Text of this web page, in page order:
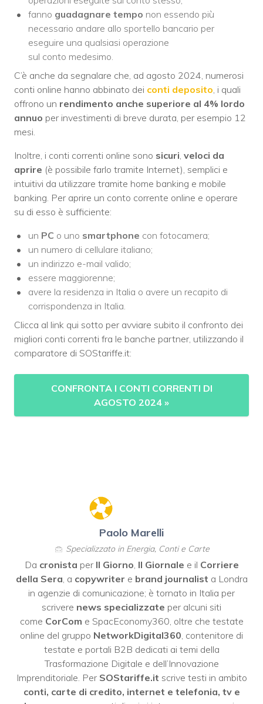
fanno guadagnare tempo non essendo più
necessario andare allo sportello bancario per
eseguire una qualsiasi operazione
sul conto medesimo.
C’è anche da segnalare che, ad agosto 2024, numerosi
conti online hanno abbinato dei conti deposito, i quali
offrono un rendimento anche superiore al 4% lordo
annuo per investimenti di breve durata, per esempio 12
mesi.
Inoltre, i conti correnti online sono sicuri, veloci da
aprire (è possibile farlo tramite Internet), semplici e
intuitivi da utilizzare tramite home banking e mobile
banking. Per aprire un conto corrente online e operare
su di esso è sufficiente:
un PC o uno smartphone con fotocamera;
un numero di cellulare italiano;
un indirizzo e-mail valido;
essere maggiorenne;
avere la residenza in Italia o avere un recapito di
corrispondenza in Italia.
Clicca al link qui sotto per avviare subito il confronto dei
migliori conti correnti fra le banche partner, utilizzando il
comparatore di SOStariffe.it:
CONFRONTA I CONTI CORRENTI DI
AGOSTO 2024 »
Paolo Marelli
Specializzato in Energia, Conti e Carte
Da cronista per Il Giorno, Il Giornale e il Corriere
della Sera, a copywriter e brand journalist a Londra
in agenzie di comunicazione; è tornato in Italia per
scrivere news specializzate per alcuni siti
come CorCom e SpacEconomy360, oltre che testate
online del gruppo NetworkDigital360, contenitore di
testate e portali B2B dedicati ai temi della
Trasformazione Digitale e dell’Innovazione
Imprenditoriale. Per SOStariffe.it scrive testi in ambito
conti, carte di credito, internet e telefonia, tv e